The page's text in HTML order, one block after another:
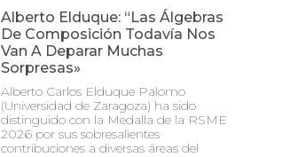
Alberto Elduque: “Las Álgebras
De Composición Todavía Nos
Van A Deparar Muchas
Sorpresas»
Alberto Carlos Elduque Palomo
(Universidad de Zaragoza) ha sido
distinguido con la Medalla de la RSME
2026 por sus sobresalientes
contribuciones a diversas áreas del